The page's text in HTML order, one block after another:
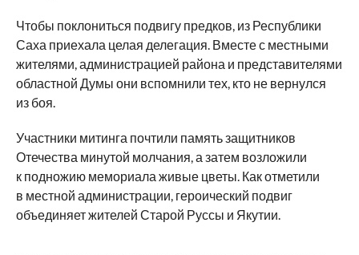
Чтобы поклониться подвигу предков, из Республики
Саха приехала целая делегация. Вместе с местными
жителями, администрацией района и представителями
областной Думы они вспомнили тех, кто не вернулся
из боя.
Участники митинга почтили память защитников
Отечества минутой молчания, а затем возложили
к подножию мемориала живые цветы. Как отметили
в местной администрации, героический подвиг
объединяет жителей Старой Руссы и Якутии.